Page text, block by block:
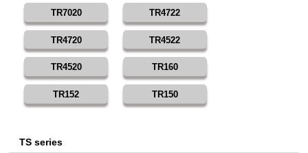
TR7020 TR4722
TR4720 TR4522
TR4520 TR160
TR152 TR150
TS series